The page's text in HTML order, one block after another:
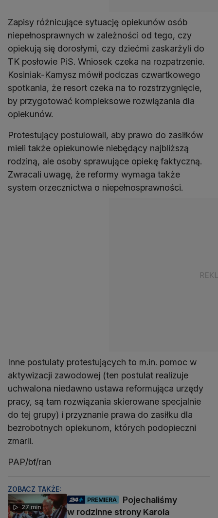
Zapisy różnicujące sytuację opiekunów osób
niepełnosprawnych w zależności od tego, czy
opiekują się dorosłymi, czy dziećmi zaskarżyli do
TK posłowie PiS. Wniosek czeka na rozpatrzenie.
Kosiniak-Kamysz mówił podczas czwartkowego
spotkania, że resort czeka na to rozstrzygnięcie,
by przygotować kompleksowe rozwiązania dla
opiekunów.
Protestujący postulowali, aby prawo do zasiłków
mieli także opiekunowie niebędący najbliższą
rodziną, ale osoby sprawujące opiekę faktyczną.
Zwracali uwagę, że reformy wymaga także
system orzecznictwa o niepełnosprawności.
Inne postulaty protestujących to m.in. pomoc w
aktywizacji zawodowej (ten postulat realizuje
uchwalona niedawno ustawa reformująca urzędy
pracy, są tam rozwiązania skierowane specjalnie
do tej grupy) i przyznanie prawa do zasiłku dla
bezrobotnych opiekunom, których podopieczni
zmarli.
PAP/bf/ran
ZOBACZ TAKŻE:
27 min
PREMIERA
Pojechaliśmy
w rodzinne strony Karola